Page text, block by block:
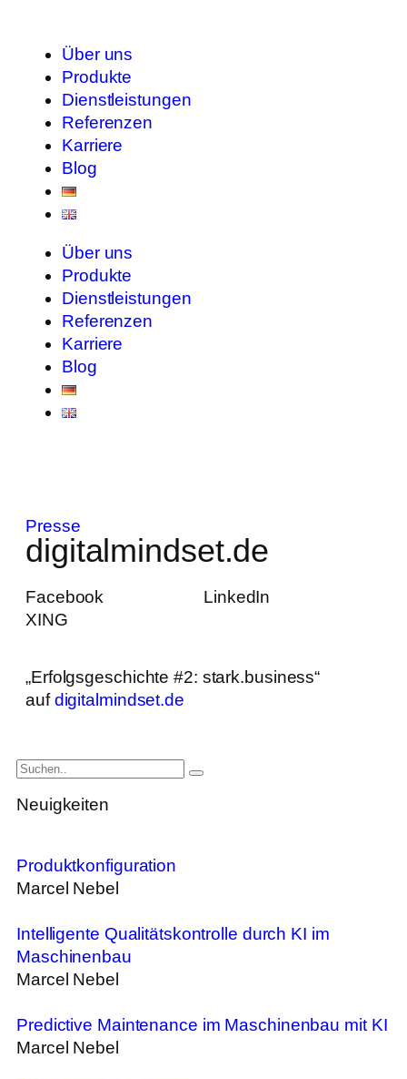
Über uns
Produkte
Dienstleistungen
Referenzen
Karriere
Blog
Über uns
Produkte
Dienstleistungen
Referenzen
Karriere
Blog
Presse
digitalmindset.de
Facebook
LinkedIn
XING
„Erfolgsgeschichte #2: stark.business“
aufdigitalmindset.de
Neuigkeiten
Produktkonfiguration
Marcel Nebel
Intelligente Qualitätskontrolle durch KI im
Maschinenbau
Marcel Nebel
Predictive Maintenance im Maschinenbau mit KI
Marcel Nebel